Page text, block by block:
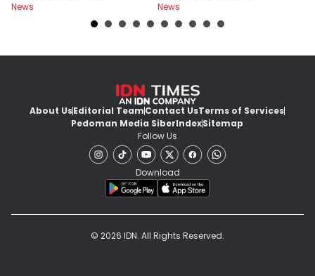
News
News
About UsEditorial TeamContact UsTerms of Services
Pedoman Media SiberIndexSitemap
Follow Us
Download
© 2026 IDN. All Rights Reserved.